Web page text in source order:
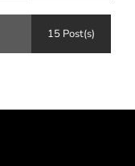
15 Post(s)